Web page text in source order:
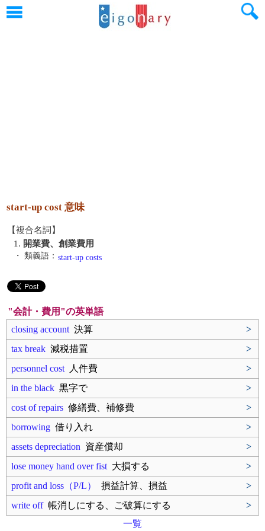
start-up cost 意味
【複合名詞】
1. 開業費、創業費用
・ 類義語： start-up costs
"会計・費用"の英単語
closing account 決算
>
tax break 減税措置
>
personnel cost 人件費
>
in the black 黒字で
>
cost of repairs 修繕費、補修費
>
borrowing 借り入れ
>
assets depreciation 資産償却
>
lose money hand over fist 大損する
>
profit and loss（P/L）
損益計算、損益
>
write off帳消しにする、ご破算にする
>
一覧